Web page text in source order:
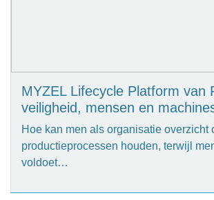
MYZEL Lifecycle Platform van
veiligheid, mensen en
Hoe kan men als organisatie overzicht
productieprocessen houden, terwijl
voldoet…